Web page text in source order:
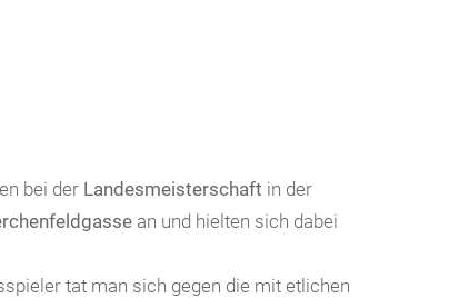
bei der Landesmeisterschaft in der
an und hielten sich dabei
tat man sich gegen die mit etlichen